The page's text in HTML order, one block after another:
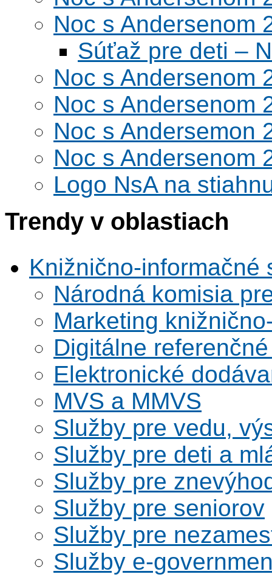
Noc s Andersenom
Súťaž pre deti –
Noc s Andersenom
Noc s Andersenom
Noc s Andersemon
Noc s Andersenom
Logo NsA na
Trendy v oblastiach
Knižnično-informačné
Národná komisia
Marketing
Digitálne
Elektronické
MVS a MMVS
Služby pre vedu,
Služby pre deti a
Služby pre
Služby pre seniorov
Služby pre
Služby e-